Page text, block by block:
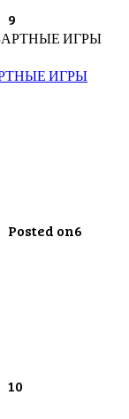
9
ИГРЫ
Posted on6
10